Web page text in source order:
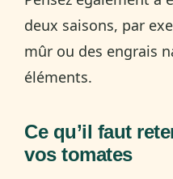
deux saisons, par
mûr ou des engrais
éléments.
Ce qu’il faut
vos tomates